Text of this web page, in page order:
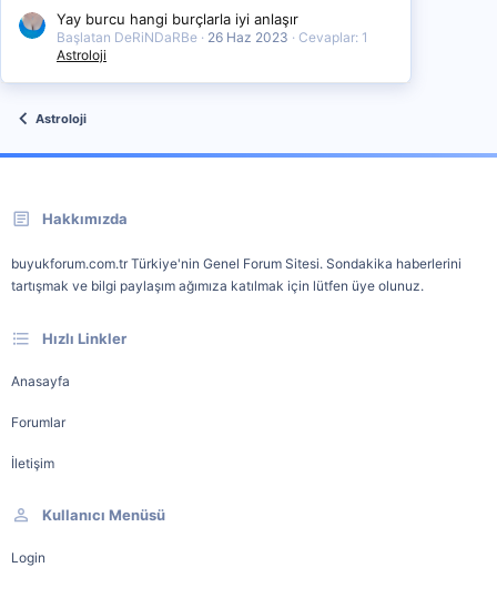
Yay burcu hangi burçlarla iyi anlaşır
Başlatan DeRiNDaRBe 26 Haz 2023
Cevaplar: 1
Astroloji
Astroloji
Hakkımızda
buyukforum.com.tr Türkiye'nin Genel Forum Sitesi. Sondakika haberlerini
tartışmak ve bilgi paylaşım ağımıza katılmak için lütfen üye olunuz.
Hızlı Linkler
Anasayfa
Forumlar
İletişim
Kullanıcı Menüsü
Login